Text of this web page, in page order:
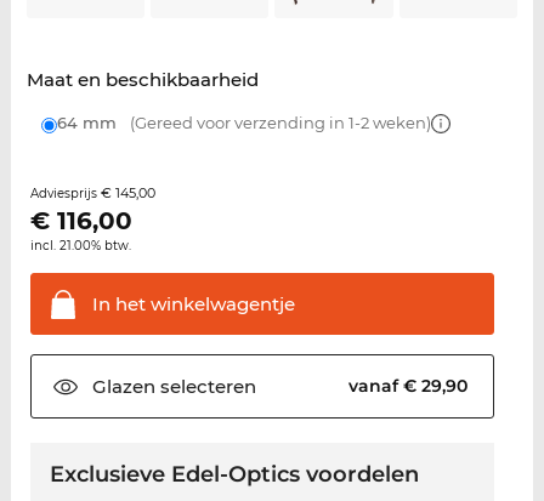
Maat en beschikbaarheid
64 mm (Gereed voor verzending in 1-2 weken)
Adviesprijs € 145,00
€ 116,00
incl. 21.00% btw.
In hetwinkelwagentje
Glazen selecteren vanaf € 29,90
Exclusieve Edel-Optics voordelen